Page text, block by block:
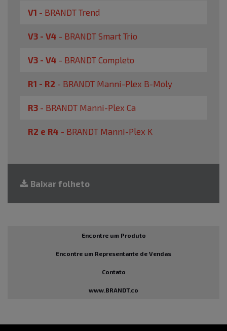
V1 - BRANDT Trend
V3 - V4 - BRANDT Smart Trio
V3 - V4 - BRANDT Completo
R1 - R2 - BRANDT Manni-Plex B-Moly
R3 - BRANDT Manni-Plex Ca
R2 e R4 - BRANDT Manni-Plex K
Baixar folheto
Encontre um Produto
Encontre um Representante de Vendas
Contato
www.BRANDT.co